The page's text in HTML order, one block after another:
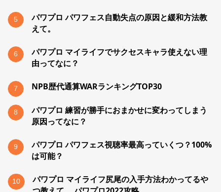
5
パワプロ パワフェス自動失点の原因と緩和方法教
えて。
6
パワプロ マイライフでサクセスキャラ使えない理
由ってなに？
7 NPB歴代通算WARランキングTOP30
8
パワプロ 練習が勝手におまかせに変わってしまう
原因ってなに？
9
パワプロ パワフェス視聴率最高っていくつ？100%
は可能？
10
パワプロ マイライフ尻尾の入手方法わかってるや